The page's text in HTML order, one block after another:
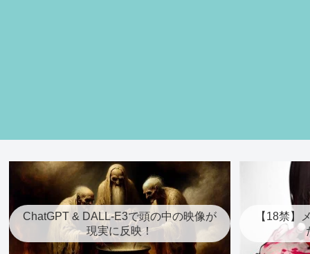
ChatGPT & DALL-E3で頭の中の映像が
現実に反映！
【18禁】